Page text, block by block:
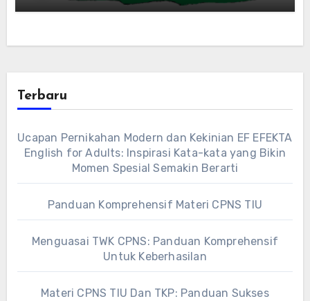
Terbaru
Ucapan Pernikahan Modern dan Kekinian EF EFEKTA
English for Adults: Inspirasi Kata-kata yang Bikin
Momen Spesial Semakin Berarti
Panduan Komprehensif Materi CPNS TIU
Menguasai TWK CPNS: Panduan Komprehensif
Untuk Keberhasilan
Materi CPNS TIU Dan TKP: Panduan Sukses